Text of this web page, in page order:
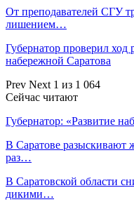
От преподавателей СГУ
лишением…
Губернатор проверил ход
набережной Саратова
Prev Next 1 из 1 064
Сейчас читают
Губернатор: «Развитие
В Саратове разыскивают
раз…
В Саратовской области
дикими…